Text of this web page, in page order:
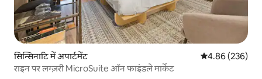
सिन्सिनाटि में अपार्टमेंट औसत रेटिंग 5 में से
4.86 (236)
राइन पर लग्ज़री MicroSuite ऑन फाइंडले मार्केट